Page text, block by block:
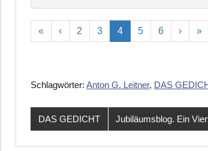
« ‹ 2 3 4 5 6 › »
Schlagwörter: Anton G. Leitner, DAS
DAS GEDICHT Jubiläumsblog. Ein